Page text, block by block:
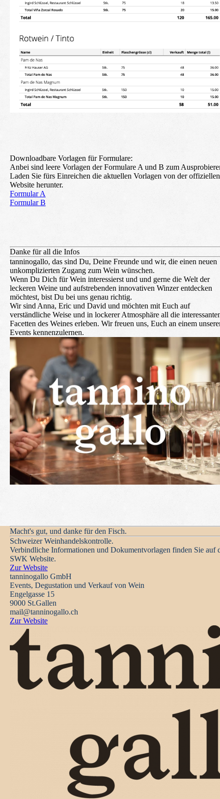
Downloadbare Vorlagen für Formulare:
Anbei sind leere Vorlagen der Formulare A und B zum
Laden Sie fürs Einreichen die aktuellen Vorlagen von der offiziellen
Website herunter.
Formular A
Formular B
Danke für all die Infos
tanninogallo, das sind Du, Deine Freunde und wir, die einen neuen
unkomplizierten Zugang zum Wein wünschen.
Wenn Du Dich für Wein interessierst und und gerne die Welt der
leckeren Weine und aufstrebenden innovativen Winzer entdecken
möchtest, bist Du bei uns genau richtig.
Wir sind Anna, Eric und David und möchten mit Euch auf
verständliche Weise und in lockerer Atmosphäre all die
Facetten des Weines erleben. Wir freuen uns, Euch an einem
Events kennenzulernen.
Macht's gut, und danke für den Fisch.
Schweizer Weinhandelskontrolle.
Verbindliche Informationen und Dokumentvorlagen finden Sie auf
SWK Website.
Zur Website
tanninogallo GmbH
Events, Degustation und Verkauf von Wein
Engelgasse 15
9000 St.Gallen
mail@tanninogallo.ch
Zur Website